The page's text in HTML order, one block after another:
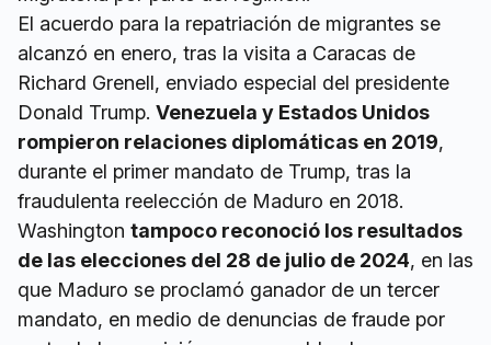
El acuerdo para la repatriación de migrantes se
alcanzó en enero, tras la visita a Caracas de
Richard Grenell, enviado especial del presidente
Donald Trump. Venezuela y Estados Unidos
rompieron relaciones diplomáticas en 2019,
durante el primer mandato de Trump, tras la
fraudulenta reelección de Maduro en 2018.
Washington tampoco reconoció los resultados
de las elecciones del 28 de julio de 2024, en las
que Maduro se proclamó ganador de un tercer
mandato, en medio de denuncias de fraude por